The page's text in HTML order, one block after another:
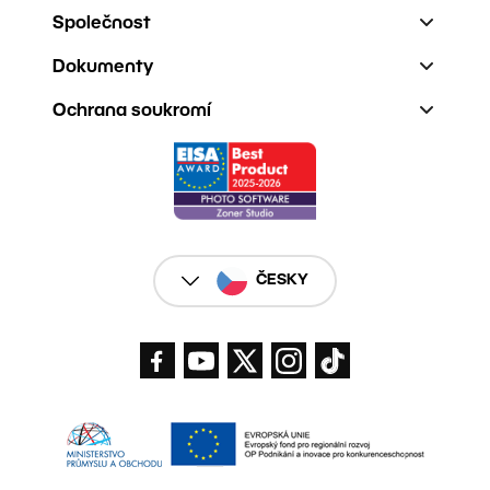
Společnost
Dokumenty
Ochrana soukromí
ČESKY